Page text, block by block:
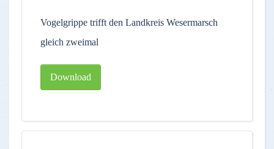
Vogelgrippe trifft den Landkreis Wesermarsch
gleich zweimal
Download